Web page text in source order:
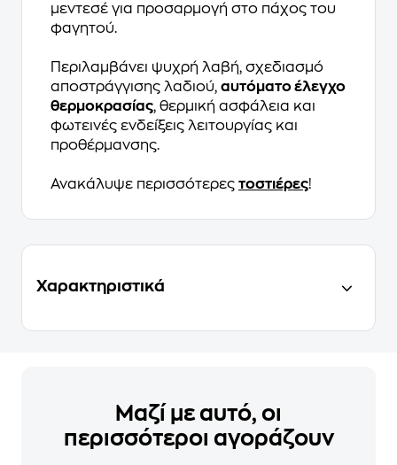
μεντεσέ για προσαρμογή στο πάχος του
φαγητού.
Περιλαμβάνει ψυχρή λαβή, σχεδιασμό
αποστράγγισης λαδιού, αυτόματο έλεγχο
θερμοκρασίας, θερμική ασφάλεια και
φωτεινές ενδείξεις λειτουργίας και
προθέρμανσης.
Ανακάλυψε περισσότερες τοστιέρες!
Χαρακτηριστικά
Μαζί με αυτό, οι
περισσότεροι αγοράζουν